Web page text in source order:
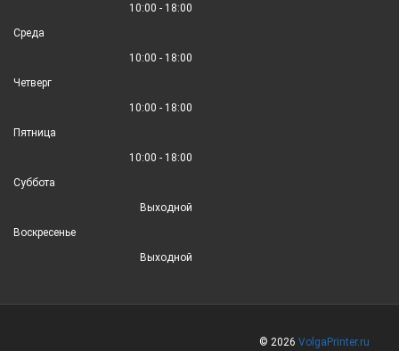
10:00 - 18:00
Среда
10:00 - 18:00
Четверг
10:00 - 18:00
Пятница
10:00 - 18:00
Суббота
Выходной
Воскресенье
Выходной
© 2026 VolgaPrinter.ru